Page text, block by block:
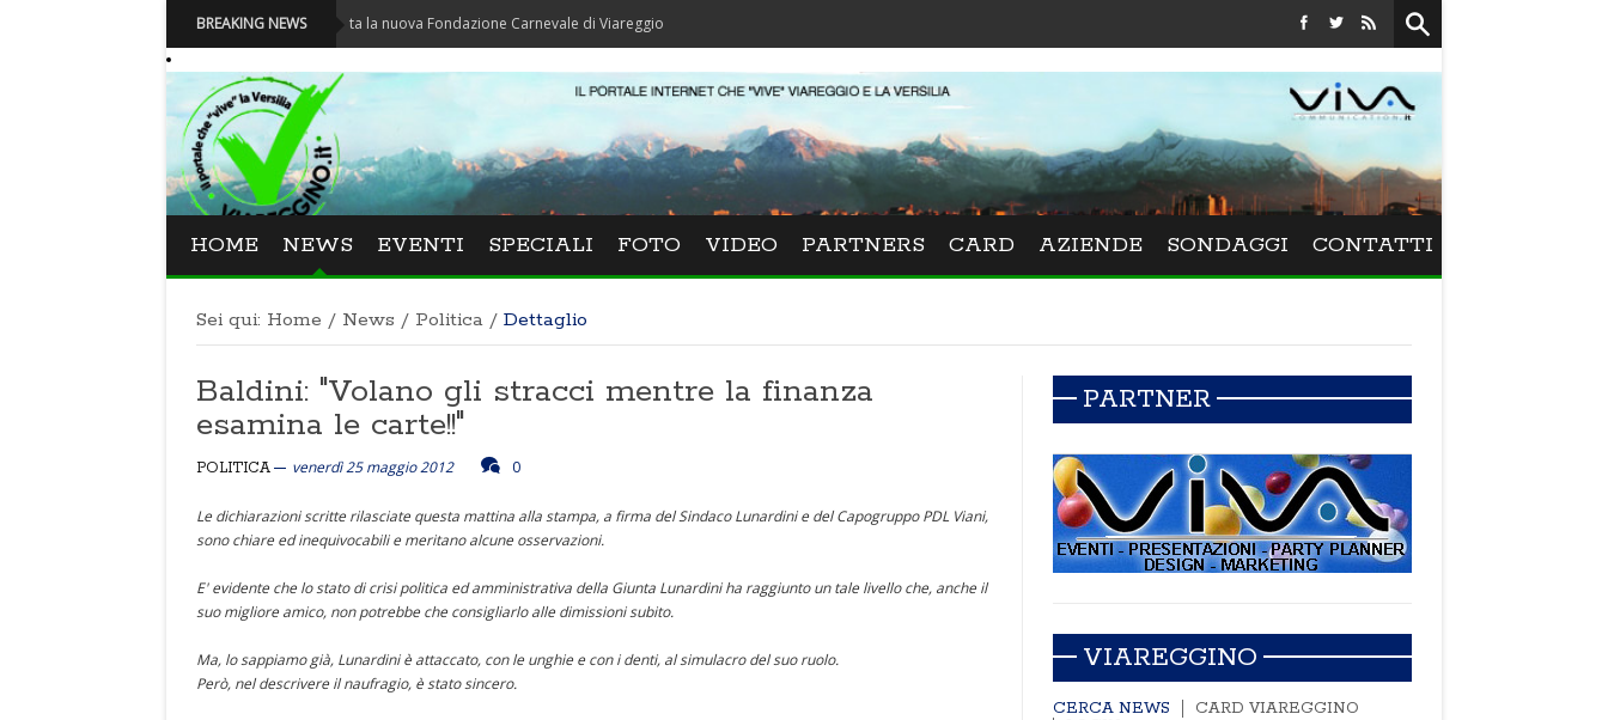
BREAKING NEWS
Carnevale - Nominata la nuova Fondazione Carnevale di Viareggio Festival La Versiliana - La direttrice lucchese Beatrice
HOME NEWS EVENTI SPECIALI FOTO VIDEO PARTNERS CARD AZIENDE SONDAGGI CONTATTI
Sei qui: Home / News / Politica / Dettaglio
Baldini: "Volano gli stracci mentre la finanza
esamina le carte!!"
POLITICA venerdì 25 maggio 2012 0
Le dichiarazioni scritte rilasciate questa mattina alla stampa, a firma del Sindaco Lunardini e del Capogruppo PDL Viani,
sono chiare ed inequivocabili e meritano alcune osservazioni.
E' evidente che lo stato di crisi politica ed amministrativa della Giunta Lunardini ha raggiunto un tale livello che, anche il
suo migliore amico, non potrebbe che consigliarlo alle dimissioni subito.
Ma, lo sappiamo già, Lunardini è attaccato, con le unghie e con i denti, al simulacro del suo ruolo.
Però, nel descrivere il naufragio, è stato sincero.
PARTNER
VIAREGGINO
CERCA NEWS
CARD VIAREGGINO